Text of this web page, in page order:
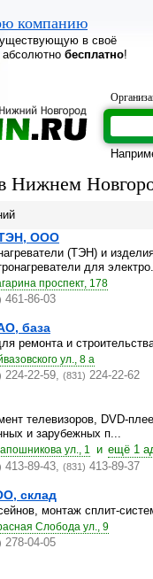
компанию
в своё
бесплатно!
Нижнем
ТЭН, ООО
(ТЭН) и
для
проспект, 178
461-86-03
база
ремонта и
ул., 8 а
224-22-59, (831) 224-22-62
телевизоров, DVD-
и зарубежных п...
ул., 1 и ещё 1
413-89-43, (831) 413-89-37
склад
монтаж сплит-
Слобода ул., 9
278-04-05